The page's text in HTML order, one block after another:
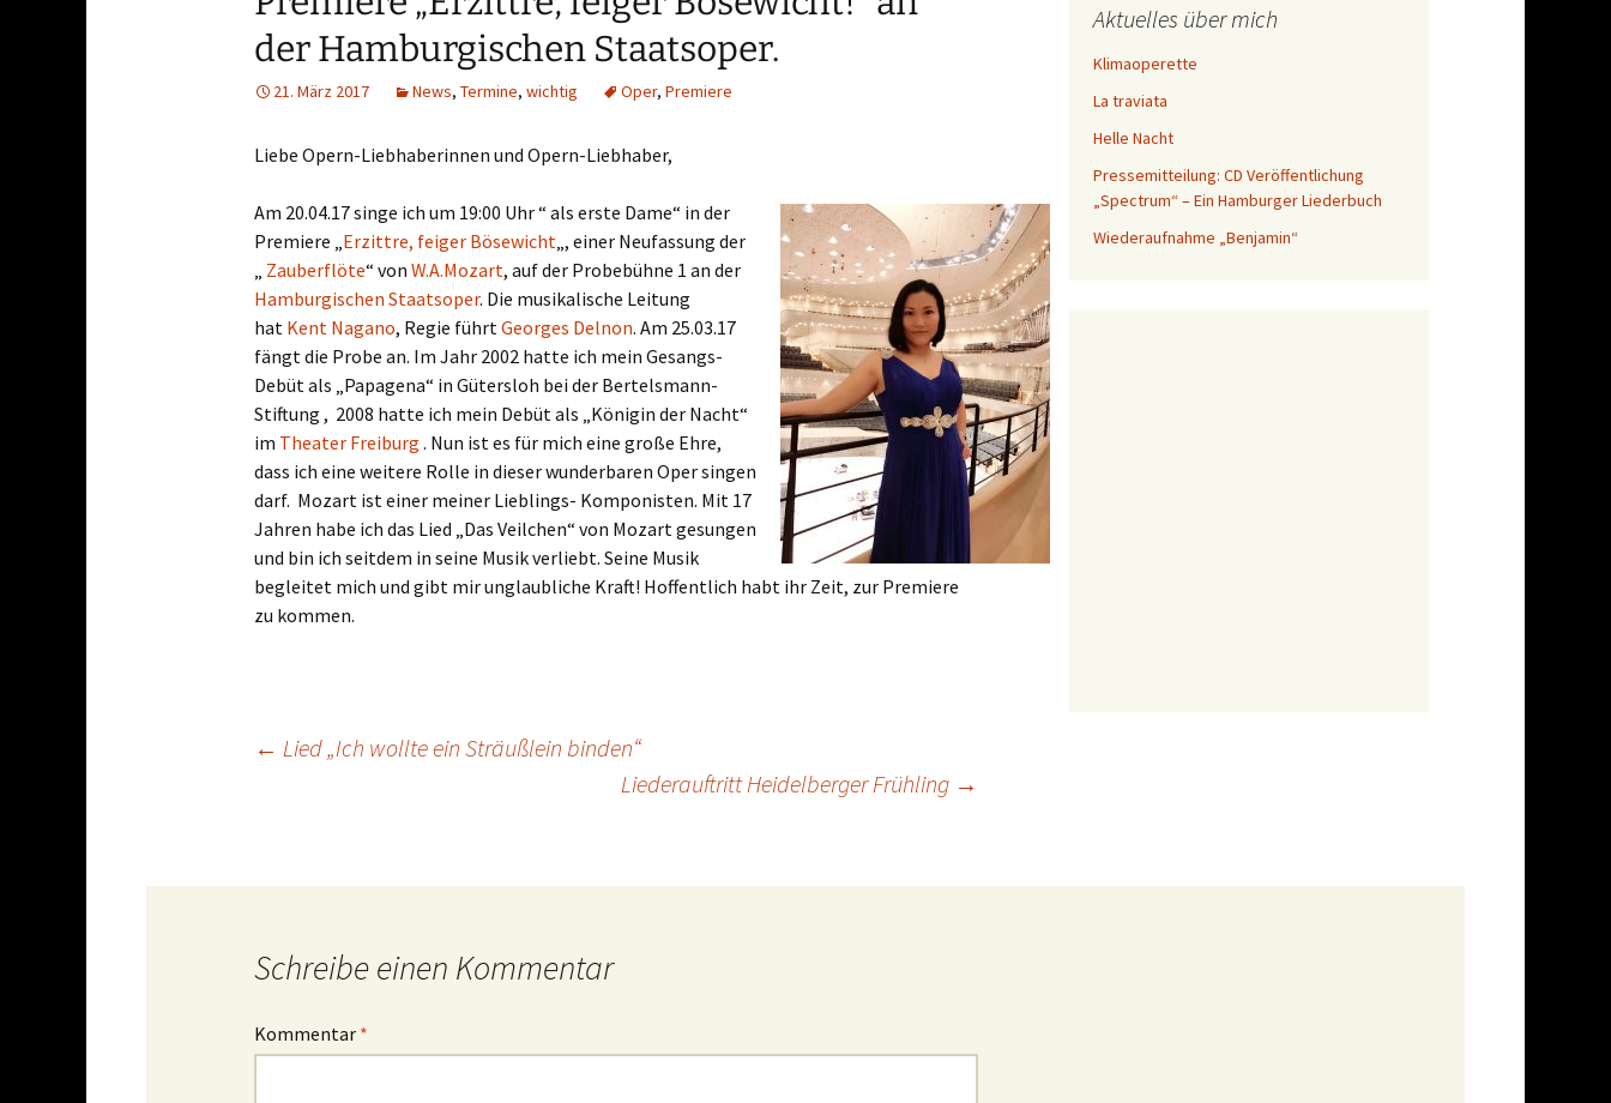
Erfahrungen Moderne
Musik
Audio
der Hamburgischen Staatsoper.
21. März 2017 News, Termine, wichtig Oper, Premiere
Liebe Opern-Liebhaberinnen und Opern-Liebhaber,
Am 20.04.17 singe ich um 19:00 Uhr “ als erste Dame“ in der
Premiere „Erzittre, feiger Bösewicht„, einer Neufassung der
„ Zauberflöte“ von W.A.Mozart, auf der Probebühne 1 an der
Hamburgischen Staatsoper. Die musikalische Leitung
hat Kent Nagano, Regie führtGeorges Delnon. Am 25.03.17
fängt die Probe an. Im Jahr 2002 hatte ich mein Gesangs-
Debüt als „Papagena“ in Gütersloh bei der Bertelsmann-
Stiftung , 2008 hatte ich mein Debüt als „Königin der Nacht“
im Theater Freiburg . Nun ist es für mich eine große Ehre,
dass ich eine weitere Rolle in dieser wunderbaren Oper singen
darf. Mozart ist einer meiner Lieblings- Komponisten. Mit 17
Jahren habe ich das Lied „Das Veilchen“ von Mozart gesungen
und bin ich seitdem in seine Musik verliebt. Seine Musik
begleitet mich und gibt mir unglaubliche Kraft! Hoffentlich habt ihr Zeit, zur Premiere
zu kommen.
← Lied „Ich wollte ein Sträußlein binden“
Liederauftritt Heidelberger Frühling →
Schreibe einen Kommentar
Kommentar *
Aktuelles über mich
Klimaoperette
La traviata
Helle Nacht
Pressemitteilung: CD Veröffentlichung
„Spectrum“ – Ein Hamburger Liederbuch
Wiederaufnahme „Benjamin“